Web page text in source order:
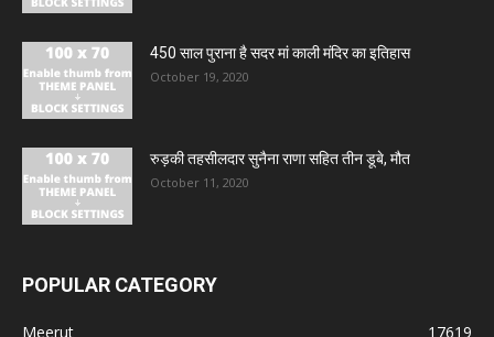
450 साल पुराना है सदर मां काली मंदिर का इतिहास
October 19, 2020
रुड़की तहसीलदार सुनैना राणा सहित तीन डूबे, मौत
October 11, 2020
POPULAR CATEGORY
Meerut 17619